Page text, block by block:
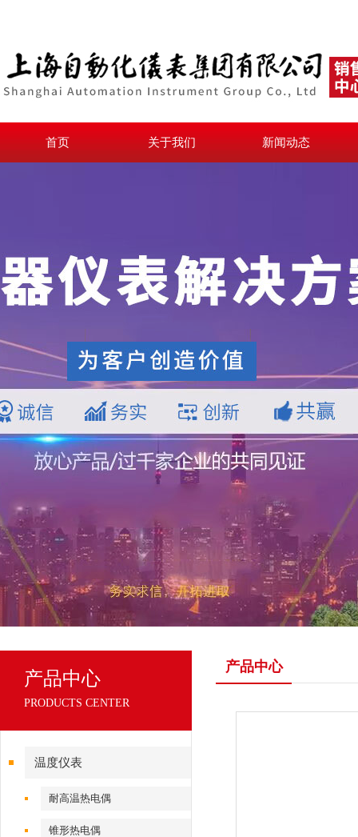
首页 关于我们 新闻动态
产品中心
PRODUCTS CENTER
温度仪表
耐高温热电偶
锥形热电偶
产品中心